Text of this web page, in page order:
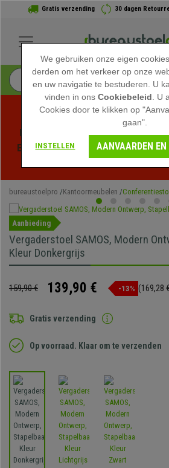
Gratis verzending 30 dagen
Profiteer van de Zomeruitverkoop
Exclusieve kortingen voor een
bureaustoelpro Kantoormeubelen
Aanbieding
Vergaderstoel SAMOS, Modern
Kleur Donkergrijs
159,90 € 139,90 € -13% (169,28
Gratis verzending
Op voorraad. Klaar om te verzenden
We gebruiken onze eigen
derden om het verkeer op onze
en uw navigatie te bestuderen. U
vinden in onsCookiebeleid . U
Cookies door te klikken op
gaan".
INSTELLEN AANVAARDEN EN